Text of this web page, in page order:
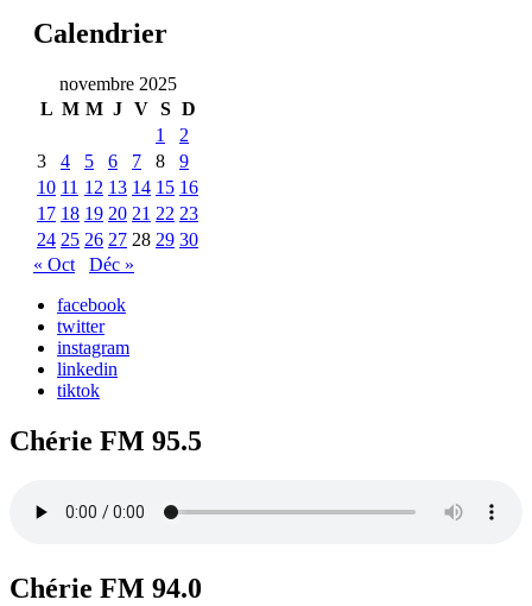
Calendrier
novembre 2025
L M M J V S D
1
2
3
4 5 6 7 8
9
10 11 12 13 14 15 16
17 18 19 20 21 22 23
24 25 26 27 28 29 30
« Oct
Déc »
facebook
twitter
instagram
linkedin
tiktok
Chérie FM 95.5
Chérie FM 94.0